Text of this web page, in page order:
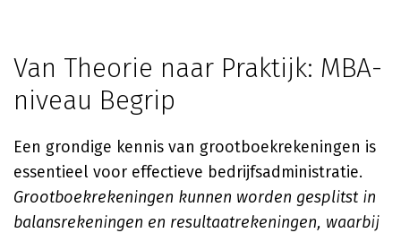
Van Theorie naar Praktijk: MBA-
niveau Begrip
Een grondige kennis van grootboekrekeningen is
essentieel voor effectieve bedrijfsadministratie.
Grootboekrekeningen kunnen worden gesplitst in
balansrekeningen en resultaatrekeningen, waarbij